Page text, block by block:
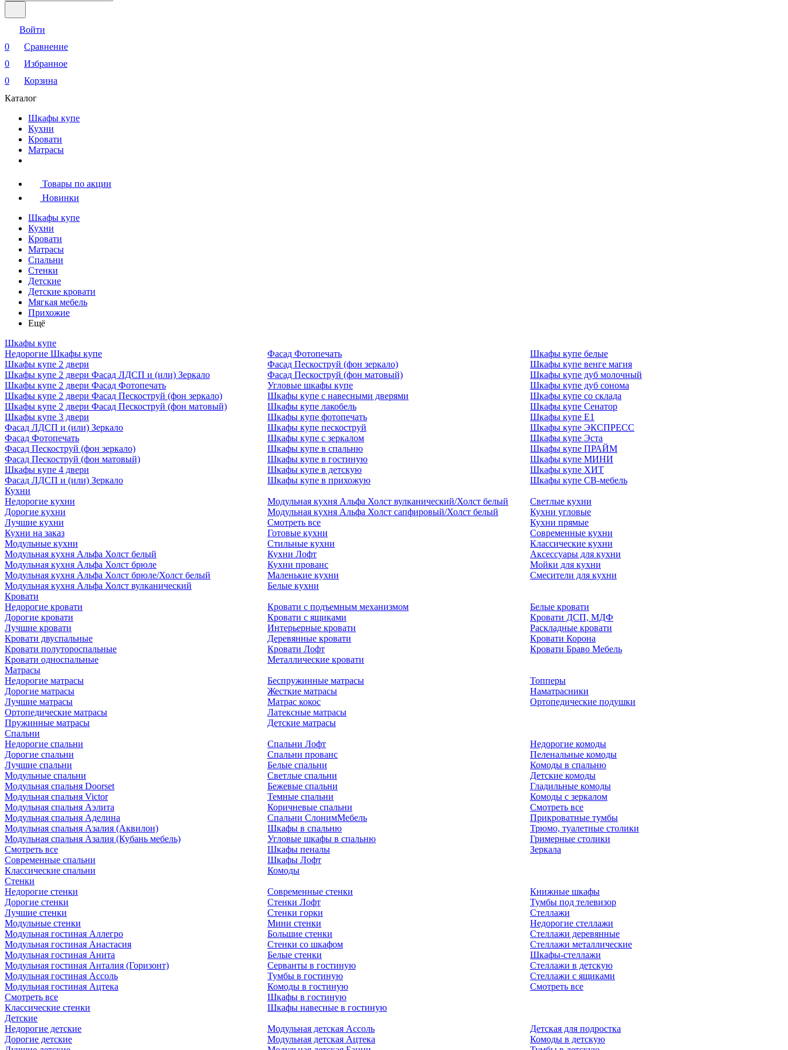
Войти
0
Сравнение
0
Избранное
0
Корзина
Каталог
Шкафы купе
Кухни
Кровати
Матрасы
Товары по акции
Новинки
Шкафы купе
Кухни
Кровати
Матрасы
Cпальни
Стенки
Детские
Детские кровати
Мягкая мебель
Прихожие
Ещё
Шкафы купе
Недорогие Шкафы купе
Шкафы купе 2 двери
Шкафы купе 2 двери Фасад ЛДСП и (или) Зеркало
Шкафы купе 2 двери Фасад Фотопечать
Шкафы купе 2 двери Фасад Пескоструй (фон зеркало)
Шкафы купе 2 двери Фасад Пескоструй (фон матовый)
Шкафы купе 3 двери
Фасад ЛДСП и (или) Зеркало
Фасад Фотопечать
Фасад Пескоструй (фон зеркало)
Фасад Пескоструй (фон матовый)
Шкафы купе 4 двери
Фасад ЛДСП и (или) Зеркало
Фасад Фотопечать
Фасад Пескоструй (фон зеркало)
Фасад Пескоструй (фон матовый)
Угловые шкафы купе
Шкафы купе с навесными дверями
Шкафы купе лакобель
Шкафы купе фотопечать
Шкафы купе пескоструй
Шкафы купе с зеркалом
Шкафы купе в спальню
Шкафы купе в гостиную
Шкафы купе в детскую
Шкафы купе в прихожую
Шкафы купе белые
Шкафы купе венге магия
Шкафы купе дуб молочный
Шкафы купе дуб сонома
Шкафы купе со склада
Шкафы купе Сенатор
Шкафы купе Е1
Шкафы купе ЭКСПРЕСС
Шкафы купе Эста
Шкафы купе ПРАЙМ
Шкафы купе МИНИ
Шкафы купе ХИТ
Шкафы купе СВ-мебель
Кухни
Недорогие кухни
Дорогие кухни
Лучшие кухни
Кухни на заказ
Модульные кухни
Модульная кухня Альфа Холст белый
Модульная кухня Альфа Холст брюле
Модульная кухня Альфа Холст брюле/Холст белый
Модульная кухня Альфа Холст вулканический
Модульная кухня Альфа Холст вулканический/Холст белый
Модульная кухня Альфа Холст сапфировый/Холст белый
Смотреть все
Готовые кухни
Стильные кухни
Кухни Лофт
Кухни прованс
Маленькие кухни
Белые кухни
Светлые кухни
Кухни угловые
Кухни прямые
Современные кухни
Классические кухни
Аксессуары для кухни
Мойки для кухни
Смесители для кухни
Кровати
Недорогие кровати
Дорогие кровати
Лучшие кровати
Кровати двуспальные
Кровати полутороспальные
Кровати односпальные
Кровати с подъемным механизмом
Кровати с ящиками
Интерьерные кровати
Деревянные кровати
Кровати Лофт
Металлические кровати
Белые кровати
Кровати ДСП, МДФ
Раскладные кровати
Кровати Корона
Кровати Браво Мебель
Матрасы
Недорогие матрасы
Дорогие матрасы
Лучшие матрасы
Ортопедические матрасы
Пружинные матрасы
Беспружинные матрасы
Жесткие матрасы
Матрас кокос
Латексные матрасы
Детские матрасы
Топперы
Наматрасники
Ортопедические подушки
Cпальни
Недорогие спальни
Дорогие спальни
Лучшие спальни
Модульные спальни
Модульная спальня Doorset
Модульная спальня Victor
Модульная спальня Аэлита
Модульная спальня Аделина
Модульная спальня Азалия (Аквилон)
Модульная спальня Азалия (Кубань мебель)
Смотреть все
Современные спальни
Классические спальни
Спальни Лофт
Спальни прованс
Белые спальни
Светлые спальни
Бежевые спальни
Темные спальни
Коричневые спальни
Спальни СлонимМебель
Шкафы в спальню
Угловые шкафы в спальню
Шкафы пеналы
Шкафы Лофт
Комоды
Недорогие комоды
Пеленальные комоды
Комоды в спальню
Детские комоды
Гладильные комоды
Комоды с зеркалом
Смотреть все
Прикроватные тумбы
Трюмо, туалетные столики
Гримерные столики
Зеркала
Стенки
Недорогие стенки
Дорогие стенки
Лучшие стенки
Модульные стенки
Модульная гостиная Аллегро
Модульная гостиная Анастасия
Модульная гостиная Анита
Модульная гостиная Анталия (Горизонт)
Модульная гостиная Ассоль
Модульная гостиная Ацтека
Смотреть все
Классические стенки
Современные стенки
Стенки Лофт
Стенки горки
Мини стенки
Большие стенки
Стенки со шкафом
Белые стенки
Серванты в гостиную
Тумбы в гостиную
Комоды в гостиную
Шкафы в гостиную
Шкафы навесные в гостиную
Книжные шкафы
Тумбы под телевизор
Стеллажи
Недорогие стеллажи
Стеллажи деревянные
Стеллажи металлические
Шкафы-стеллажи
Стеллажи в детскую
Стеллажи с ящиками
Смотреть все
Детские
Недорогие детские
Дорогие детские
Модульная детская Ассоль
Модульная детская Ацтека
Детская для подростка
Комоды в детскую